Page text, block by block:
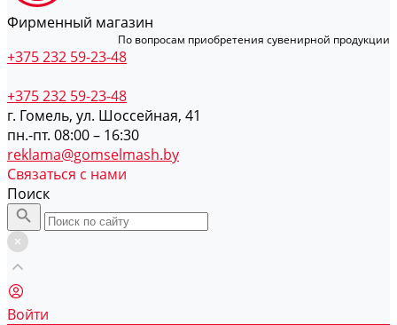
Фирменный магазин
По вопросам приобретения сувенирной продукции
+375 232 59-23-48
+375 232 59-23-48
г. Гомель, ул. Шоссейная, 41
пн.-пт. 08:00 – 16:30
reklama@gomselmash.by
Связаться с нами
Поиск
Войти